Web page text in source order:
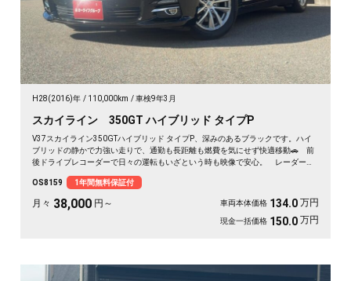
H28(2016)年 110,000km 車検9年3月
スカイライン 350GT ハイブリッド タイプP
V37スカイライン350GTハイブリッド タイプP、深みのあるブラックです。ハイ
ブリッドの静かで力強い走りで、通勤も長距離も燃費を気にせず快適移動🚗 前
後ドライブレコーダーで日々の運転もいざという時も映像で安心。 レーダーク
と停められます。 仕事帰りにふらっと遠出したくなる、そんな相棒です✨ 高
級セダンがお値打ち、《1年保証付》で気持ちよく乗り出せます💫👍
OS8159 1年間無料保証付
月々 38,000 円～ 車両本体価格 134.0 万円
現金一括価格 150.0 万円